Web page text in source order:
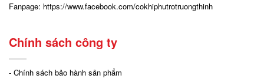
Fanpage: https://www.facebook.com/cokhiphutrotruongthinh
Chính sách công ty
- Chính sách bảo hành sản phẩm